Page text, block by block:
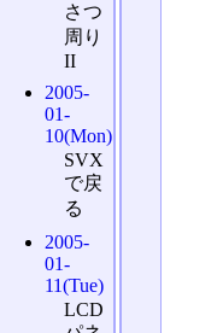
さつ
周り
II
2005-
01-
10(Mon)
SVX
で戻
る
2005-
01-
11(Tue)
LCD